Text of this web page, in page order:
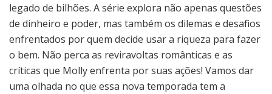
legado de bilhões. A série explora não apenas questões
de dinheiro e poder, mas também os dilemas e desafios
enfrentados por quem decide usar a riqueza para fazer
o bem. Não perca as reviravoltas românticas e as
críticas que Molly enfrenta por suas ações! Vamos dar
uma olhada no que essa nova temporada tem a